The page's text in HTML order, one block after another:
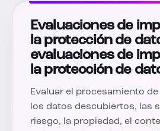
Evaluaciones de
la protección de
evaluaciones de
la protección de
Evaluar el procesamiento
los datos descubiertos, las
riesgo, la propiedad, el